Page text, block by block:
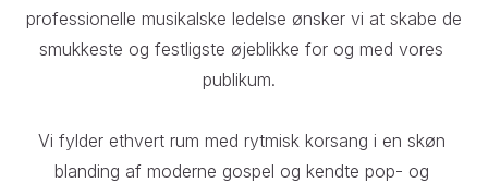
professionelle musikalske ledelse ønsker vi at skabe de
smukkeste og festligste øjeblikke for og med vores
publikum.
Vi fylder ethvert rum med rytmisk korsang i en skøn
blanding af moderne gospel og kendte pop- og